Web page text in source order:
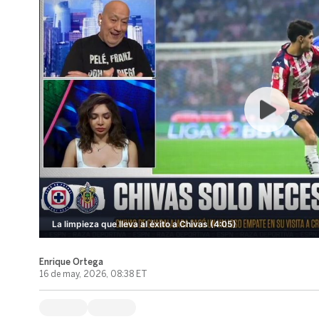
La limpieza que lleva al éxito a Chivas (4:05)
Enrique Ortega
16 de may, 2026, 08:38 ET